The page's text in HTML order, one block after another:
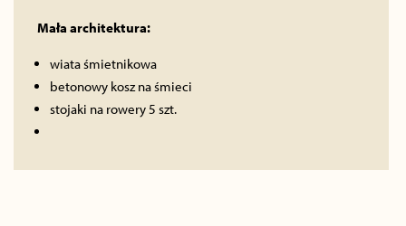
Mała architektura:
wiata śmietnikowa
betonowy kosz na śmieci
stojaki na rowery 5 szt.